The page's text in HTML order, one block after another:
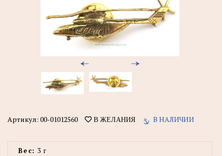
Артикул: 00-01012560 В ЖЕЛАНИЯ В НАЛИЧИИ
Вес: 3 г